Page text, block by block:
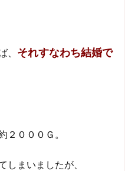
、 それすなわち結婚で
２０００Ｇ。
しまいましたが、